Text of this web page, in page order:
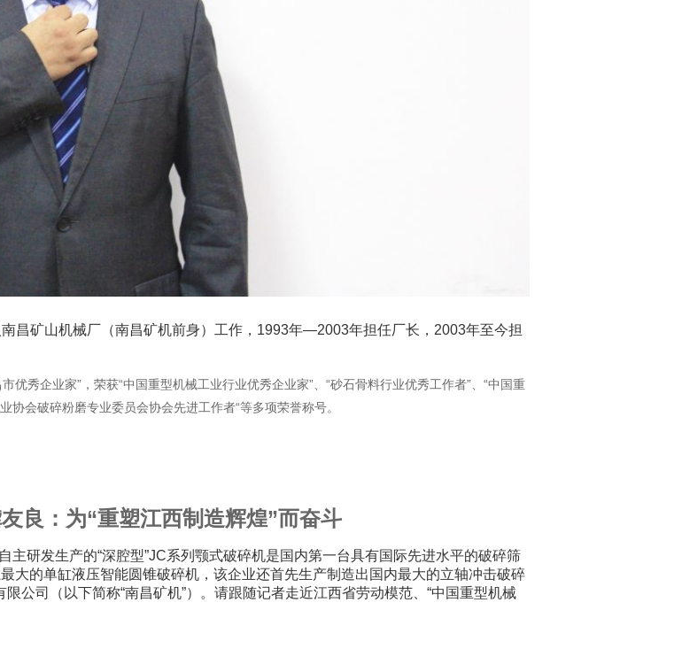
昌矿山机械厂（南昌矿机前身）工作，1993年—2003年担任厂长，2003年至今担
优秀企业家”，荣获“中国重型机械工业行业优秀企业家”、“砂石骨料行业优秀工作者”、“中国重
会破碎粉磨专业委员会协会先进工作者“等多项荣誉称号。
良：为“重塑江西制造辉煌”而奋斗
研发生产的“深腔型”JC系列颚式破碎机是国内第一台具有国际先进水平的破碎筛
大的单缸液压智能圆锥破碎机，该企业还首先生产制造出国内最大的立轴冲击破碎
司（以下简称“南昌矿机”）。请跟随记者走近江西省劳动模范、“中国重型机械